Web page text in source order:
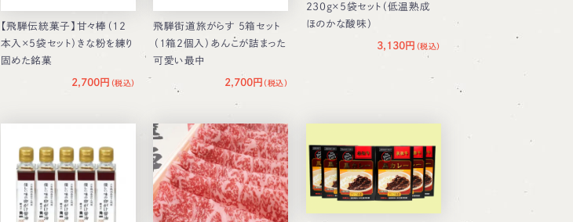
【飛騨伝統菓子】甘々棒（12
本入×5袋セット）きな粉を練り
固めた銘菓
2,700円
飛騨街道旅がらす 5箱セット
（1箱2個入）あんこが詰まった
可愛い最中
2,700円
230g×5袋セット（低温熟成
ほのかな酸味）
3,130円